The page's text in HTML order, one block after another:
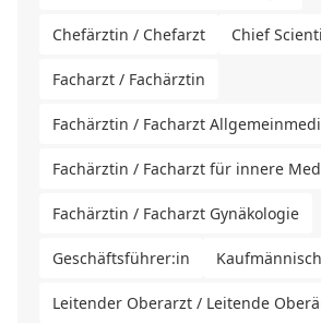
Chefärztin / Chefarzt Chief
Facharzt / Fachärztin
Fachärztin / Facharzt
Fachärztin / Facharzt für innere
Fachärztin / Facharzt Gynäkologie
Geschäftsführer:in
Leitender Oberarzt / Leitende